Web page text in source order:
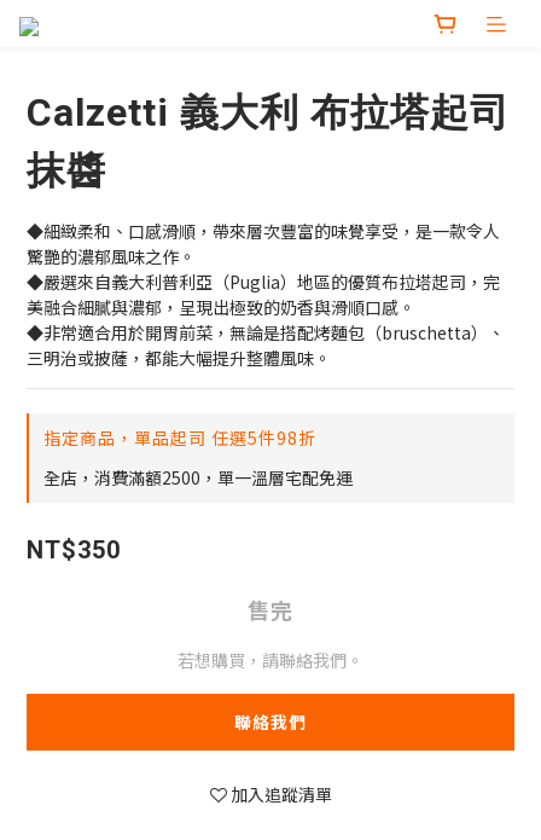
Calzetti 義大利 布拉塔起司
抹醬
◆細緻柔和、口感滑順，帶來層次豐富的味覺享受，是一款令人
驚艷的濃郁風味之作。
◆嚴選來自義大利普利亞（Puglia）地區的優質布拉塔起司，完
美融合細膩與濃郁，呈現出極致的奶香與滑順口感。
◆非常適合用於開胃前菜，無論是搭配烤麵包（bruschetta）、
三明治或披薩，都能大幅提升整體風味。
指定商品，單品起司 任選5件98折
全店，消費滿額2500，單一溫層宅配免運
NT$350
售完
若想購買，請聯絡我們。
聯絡我們
加入追蹤清單